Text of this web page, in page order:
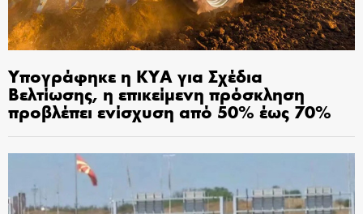
Υπογράφηκε η ΚΥΑ για Σχέδια
Βελτίωσης, η επικείμενη πρόσκληση
προβλέπει ενίσχυση από 50% έως 70%